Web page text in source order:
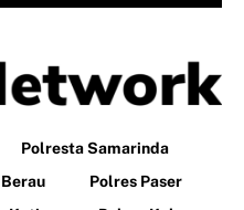
Polresta Samarinda
Polres Paser